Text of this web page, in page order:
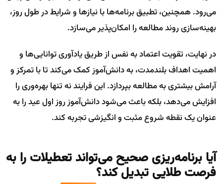
می‌رود. همچنین، تطبیق برنامه‌ها با نیازها و شرایط در طول روز،
بهینه‌سازی روند مطالعه را امکان‌پذیر می‌سازد.
در نهایت، تقویت اعتماد به نفس از طریق یادآوری توانایی‌ها و
اهمیت اهداف بلندمدت، به دانش‌آموز کمک می‌کند تا با تمرکز و
آرامش بیشتری به مطالعه بپردازد. این فرایند نه تنها بهره‌وری را
افزایش می‌دهد، بلکه باعث می‌شود دانش‌آموز روز اول عید را به
عنوان یک نقطه شروع مثبت و انگیزشی تجربه کند.
آیا برنامه‌ریزی صحیح می‌تواند تعطیلات را به
فرصت طلایی تبدیل کند؟